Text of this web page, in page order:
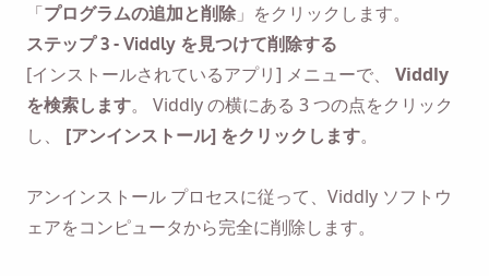
「プログラムの追加と削除 」をクリックします。
ステップ 3 - Viddly を見つけて削除する
[インストールされているアプリ] メニューで、 Viddly
を検索します。 Viddly の横にある 3 つの点をクリック
し、 [アンインストール] をクリックします。
アンインストール プロセスに従って、Viddly ソフトウ
ェアをコンピュータから完全に削除します。
リマインダー🔔
MacOS または Windows PC に戻ったら、Viddly
をダウンロードするように自分自身にリマインダ